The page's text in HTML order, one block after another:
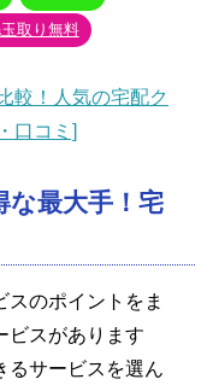
取り無料
較！人気の宅配ク
口コミ]
な最大手！宅
スのポイントをま
ビスがあります
るサービスを選ん